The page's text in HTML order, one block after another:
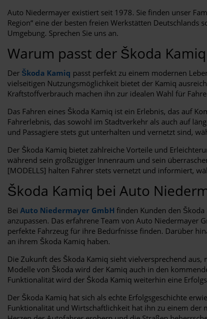
Auto Niedermayer existiert seit 1978. Sie finden unser
Region“ eine der besten freien Werkstätten
Umgebung. Sprechen Sie uns an.
Warum passt der Škoda
Der Škoda Kamiq passt perfekt zu einem modernen
vielseitigen Nutzungsmöglichkeit bietet der Kamiq
Kraftstoffverbrauch machen ihn zur idealen Wahl für
Das Fahren eines Škoda Kamiq ist ein Erlebnis, das auf
Fahrerlebnis, das sowohl im Stadtverkehr als auch auf
und Passagiere stets gut unterhalten und vernetzt sind,
Der Škoda Kamiq bietet zahlreiche Vorteile und
während sein großzügiger Innenraum und sein
[MODELLS] halten Fahrer stets vernetzt und informiert,
Škoda Kamiq bei Auto
Bei Auto Niedermayer GmbH finden Kunden den
anzupassen. Das erfahrene Team von Auto Niedermayer
perfekte Fahrzeug für ihre Bedürfnisse finden. Darüber
an ihrem Škoda Kamiq haben.
Die Zukunft des Škoda Kamiq sieht vielversprechend
Modelle von Škoda wird der Kamiq auch in den
Funktionalität wird der Škoda Kamiq weiterhin eine
Der Škoda Kamiq hat sich als echte Erfolgsgeschichte
Funktionalität und Wirtschaftlichkeit hat ihn zu einem der